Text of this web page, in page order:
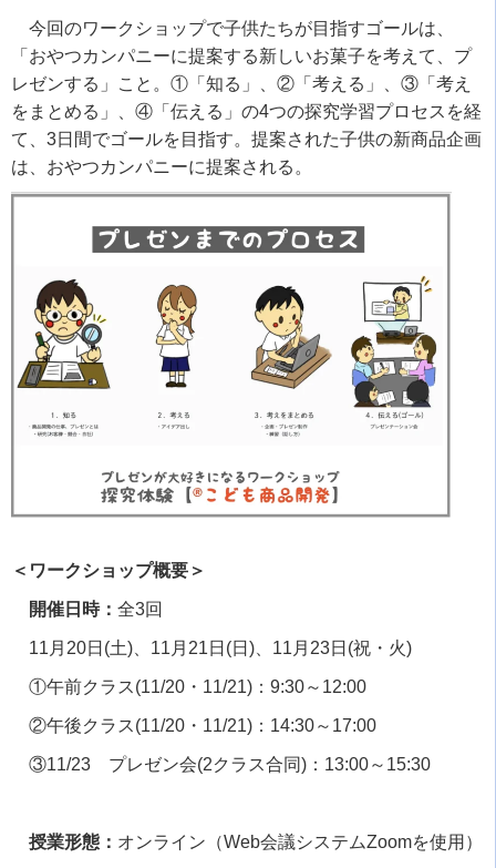
今回のワークショップで子供たちが目指すゴールは、
「おやつカンパニーに提案する新しいお菓子を考えて、プ
レゼンする」こと。①「知る」、②「考える」、③「考え
をまとめる」、④「伝える」の4つの探究学習プロセスを経
て、 3日間でゴールを目指す。提案された子供の新商品企画
は、おやつカンパニーに提案される。
＜ワークショップ概要＞
開催日時： 全3回
11月 20日 (土) 11 月 21 日 (日 ) 11 月 23日 (祝・火)
①午前クラス(11/20 ・ 11/21) ： 9:30～ 12:00
②午後クラス(11/20 ・ 11/21) ： 14:30～ 17:00
③11/23 プレゼン会(2クラス合同)： 13:00～ 15:30
授業形態： オンライン（Web会議システムZoomを使用）